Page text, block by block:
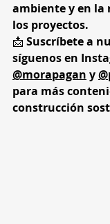
ambiente y en la
los proyectos.
📩 Suscríbete a
síguenos en
@morapagan y
para más
construcción